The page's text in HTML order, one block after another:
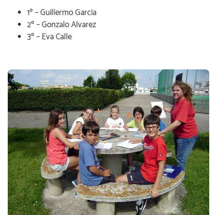
1º – Guillermo Garcia
2º – Gonzalo Alvarez
3º – Eva Calle